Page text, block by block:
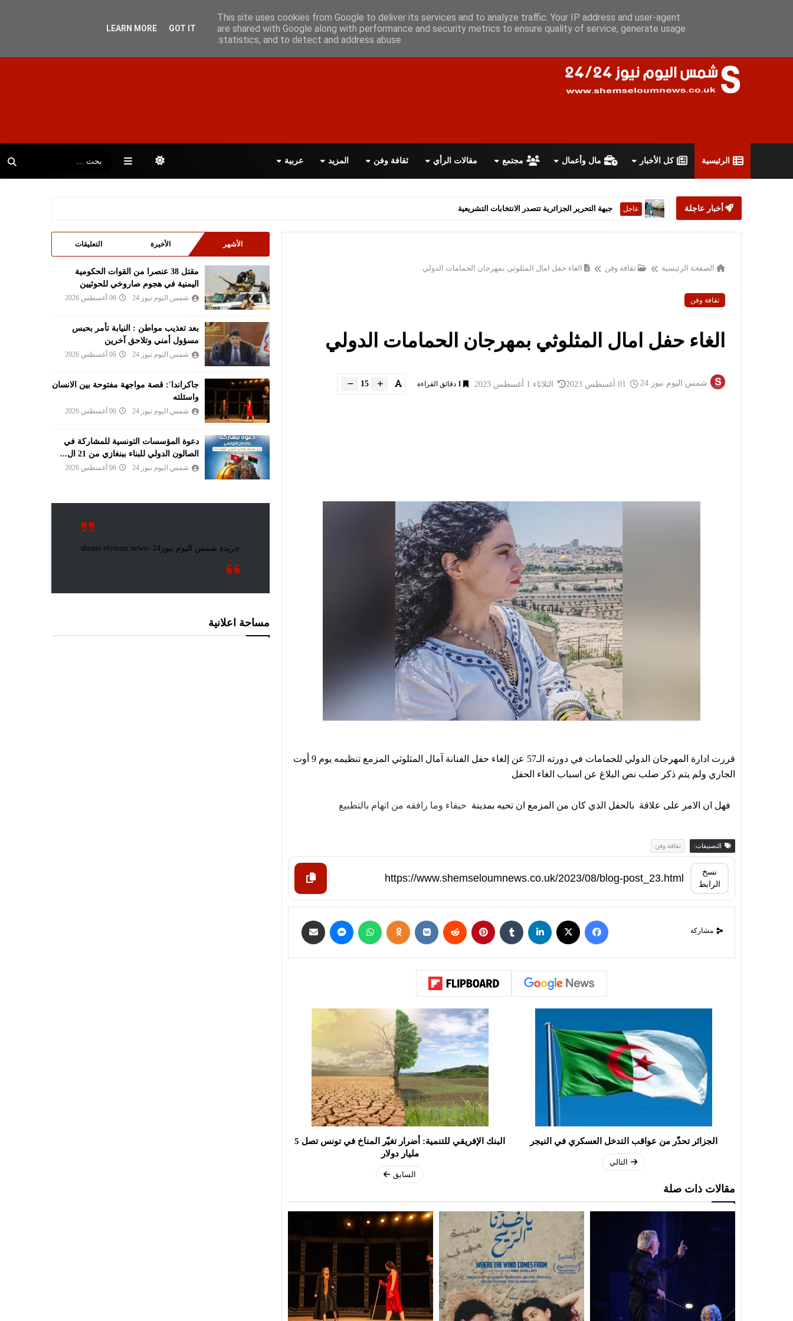
سياسة الخصوصية اتفاقية الاستخدام أعلن معانا اتصل بنا اقرأ الصحيفة PDF
الرئيسية كل الأخبار مال وأعمال مجتمع مقالات الرأي ثقافة وفن المزيد عربية
أخبار عاجلة عاجل ستارمر يعلن استقالته من رئاسة الحكومة البريطانية
الصفحة الرئيسية ثقافة وفن الغاء حفل امال المثلوثي بمهرجان الحمامات الدولي
ثقافة وفن
الغاء حفل امال المثلوثي بمهرجان الحمامات الدولي
شمس اليوم نيوز 24 الثلاثاء 1 أغسطس 2023 1 دقائق القراءة 15
قررت ادارة المهرجان الدولي للحمامات في دورته الـ57 عن إلغاء حفل الفنانة آمال المثلوثي المزمع تنظيمه يوم 9 أوت
الجاري ولم يتم ذكر صلب نص البلاغ عن اسباب الغاء الحفل
فهل ان الامر على علاقة بالحفل الذي كان من المزمع ان تحيه بمدينة حيفاء وما رافقه من اتهام بالتطبيع
التصنيفات: ثقافة وفن
نسخ
الرابط
مشاركة
الجزائر تحذّر من عواقب التدخل العسكري في النيجر
التالي
البنك الإفريقي للتنمية: أضرار تغيّر المناخ في تونس تصل 5
مليار دولار
السابق
مقالات ذات صلة
الأشهر الأخيرة التعليقات
مقتل 38 عنصرا من القوات الحكومية
اليمنية في هجوم صاروخي للحوثيين
شمس اليوم نيوز 24 06 أغسطس 2026
بعد تعذيب مواطن : النيابة تأمر بحبس
مسؤول أمني وتلاحق آخرين
شمس اليوم نيوز 24 06 أغسطس 2026
جاكراندا': قصة مواجهة مفتوحة بين الانسان
واسئلته
شمس اليوم نيوز 24 06 أغسطس 2026
دعوة المؤسسات التونسية للمشاركة في
الصالون الدولي للبناء ببنغازي من 21 ال...
شمس اليوم نيوز 24 06 أغسطس 2026
مساحة اعلانية
This site uses cookies from Google to deliver its services and to analyze traffic. Your IP address and user-agent
are shared with Google along with performance and security metrics to ensure quality of service, generate usage
statistics, and to detect and address abuse.
LEARN MORE GOT IT